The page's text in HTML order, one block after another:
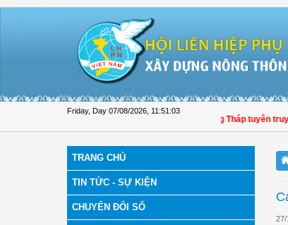
Friday, Day 07/08/2026 11:51:04
Hội LHPN tỉnh Đồng Tháp tuyên
TRANG CHỦ
TIN TỨC - SỰ KIỆN
CHUYỂN ĐỔI SỐ
27/